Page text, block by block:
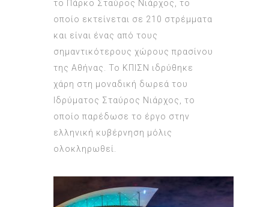
το Πάρκο Σταύρος Νιάρχος, το
οποίο εκτείνεται σε 210 στρέμματα
και είναι ένας από τους
σημαντικότερους χώρους πρασίνου
της Αθήνας. Το ΚΠΙΣΝ ιδρύθηκε
χάρη στη μοναδική δωρεά του
Ιδρύματος Σταύρος Νιάρχος, το
οποίο παρέδωσε το έργο στην
ελληνική κυβέρνηση μόλις
ολοκληρωθεί.